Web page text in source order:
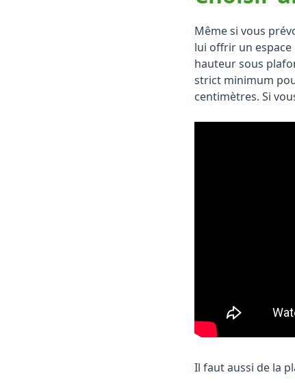
Même si vous
lui offrir un espace
hauteur sous
strict minimum
centimètres. Si
Il faut aussi de la